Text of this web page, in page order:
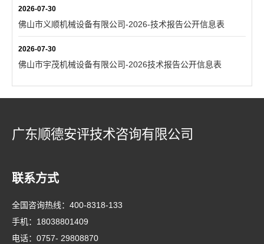
2026-07-30
佛山市义顺机械设备有限公司-2026-技术报告公开信息表
2026-07-30
佛山市宇茂机械设备有限公司-2026技术报告公开信息表
广东顺德安评技术咨询有限公司
联系方式
全国咨询热线： 400-8318-133
手机： 18038801409
电话： 0757- 29808870